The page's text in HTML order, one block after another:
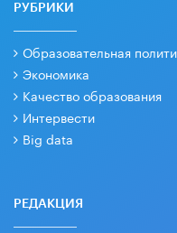
РУБРИКИ
Образовательная
Экономика
Качество образования
Интервести
Big data
РЕДАКЦИЯ